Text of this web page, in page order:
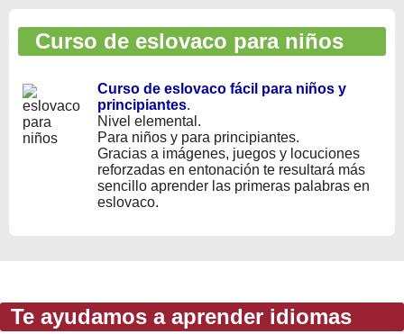
Curso de eslovaco para niños
Curso de eslovaco fácil para niños y
principiantes.
Nivel elemental.
Para niños y para principiantes.
Gracias a imágenes, juegos y locuciones
reforzadas en entonación te resultará más
sencillo aprender las primeras palabras en
eslovaco.
Te ayudamos a aprender idiomas